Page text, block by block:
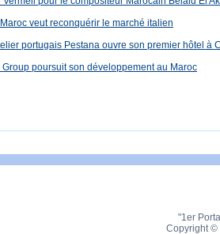
veut reconquérir le marché italien
portugais Pestana ouvre son premier hôtel à
Group poursuit son développement au Maroc
"1er
Copyright ©